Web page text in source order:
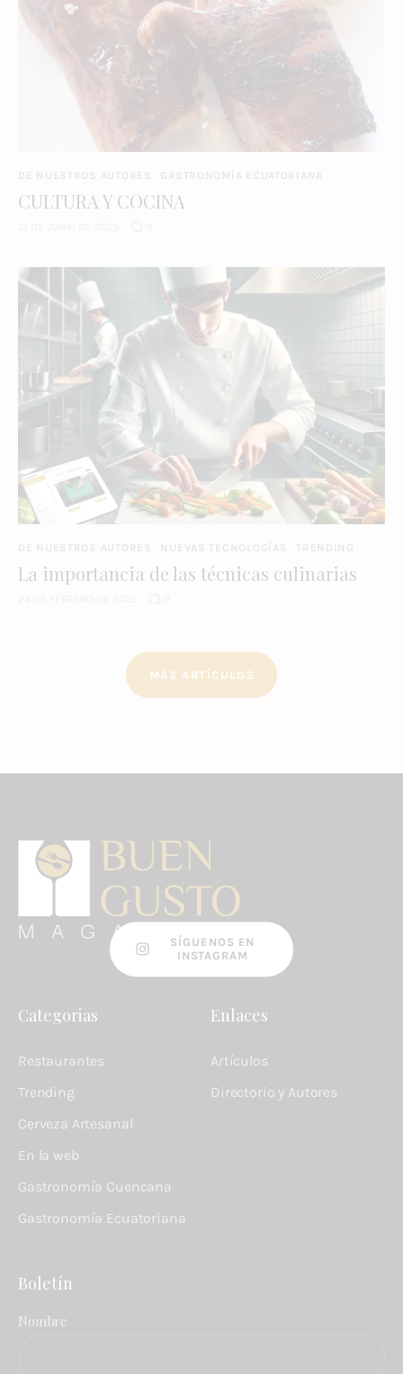
DE NUESTROS AUTORES GASTRONOMÍA ECUATORIANA
CULTURA Y COCINA
DE NUESTROS AUTORES NUEVAS TECNOLOGÍAS TRENDING
La importancia de las técnicas culinarias
MÁS ARTÍCULOS
SÍGUENOS EN
INSTAGRAM
Categorias
Restaurantes
Trending
Cerveza Artesanal
En la web
Gastronomía Cuencana
Gastronomía Ecuatoriana
Enlaces
Artículos
Directorio y Autores
Boletín
Nombre